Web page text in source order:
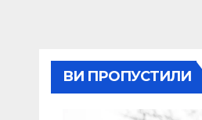
ВИ ПРОПУСТИЛИ